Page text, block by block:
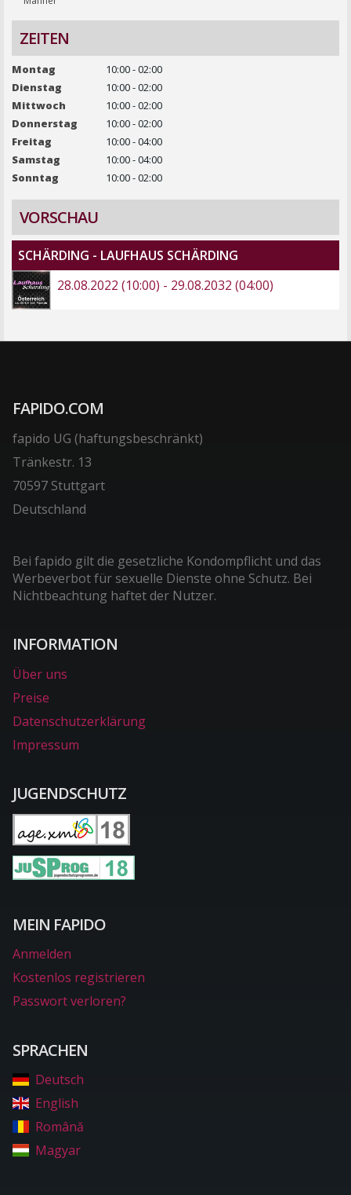
ZEITEN
Montag
10:00 - 02:00
Dienstag
10:00 - 02:00
Mittwoch
10:00 - 02:00
Donnerstag
10:00 - 02:00
Freitag
10:00 - 04:00
Samstag
10:00 - 04:00
Sonntag
10:00 - 02:00
VORSCHAU
SCHÄRDING - LAUFHAUS SCHÄRDING
28.08.2022 (10:00) - 29.08.2032 (04:00)
FAPIDO.COM
fapido UG (haftungsbeschränkt)
Tränkestr. 13
70597 Stuttgart
Deutschland
Bei fapido gilt die gesetzliche Kondompflicht und das
Werbeverbot für sexuelle Dienste ohne Schutz. Bei
Nichtbeachtung haftet der Nutzer.
INFORMATION
Über uns
Preise
Datenschutzerklärung
Impressum
JUGENDSCHUTZ
MEIN FAPIDO
Anmelden
Kostenlos registrieren
Passwort verloren?
SPRACHEN
Deutsch
English
Română
Magyar